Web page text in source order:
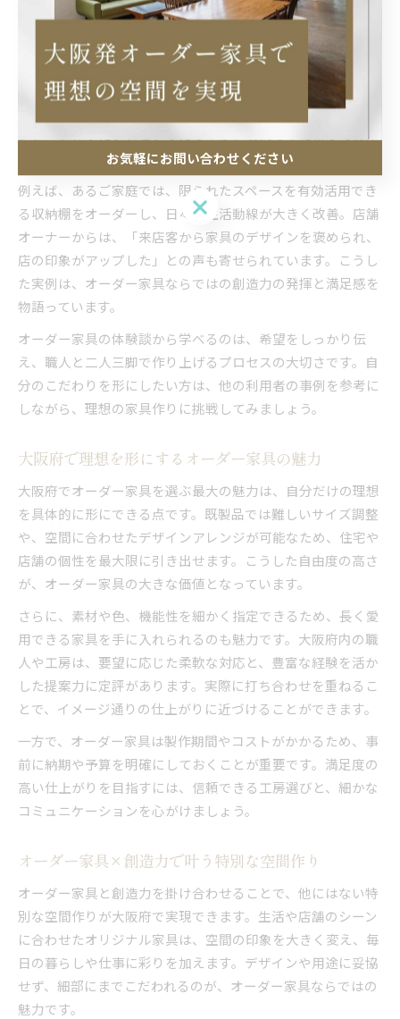
大阪府でオーダー家具を依頼した方々の体験談からは、創造
力が形になる喜びが伝わってきます。「家族の成長に合わせ
て収納を増やしたい」「店舗の雰囲気に合う唯一無二のカウ
的な家具として実現した例が多く見受けられます。
例えば、あるご家庭では、限られたスペースを有効活用でき
る収納棚をオーダーし、日々の生活動線が大きく改善。店舗
オーナーからは、「来店客から家具のデザインを褒められ、
店の印象がアップした」との声も寄せられています。こうし
た実例は、オーダー家具ならではの創造力の発揮と満足感を
物語っています。
オーダー家具の体験談から学べるのは、希望をしっかり伝
え、職人と二人三脚で作り上げるプロセスの大切さです。自
分のこだわりを形にしたい方は、他の利用者の事例を参考に
しながら、理想の家具作りに挑戦してみましょう。
大阪府で理想を形にするオーダー家具の魅力
大阪府でオーダー家具を選ぶ最大の魅力は、自分だけの理想
を具体的に形にできる点です。既製品では難しいサイズ調整
や、空間に合わせたデザインアレンジが可能なため、住宅や
店舗の個性を最大限に引き出せます。こうした自由度の高さ
が、オーダー家具の大きな価値となっています。
さらに、素材や色、機能性を細かく指定できるため、長く愛
用できる家具を手に入れられるのも魅力です。大阪府内の職
人や工房は、要望に応じた柔軟な対応と、豊富な経験を活か
した提案力に定評があります。実際に打ち合わせを重ねるこ
とで、イメージ通りの仕上がりに近づけることができます。
一方で、オーダー家具は製作期間やコストがかかるため、事
前に納期や予算を明確にしておくことが重要です。満足度の
高い仕上がりを目指すには、信頼できる工房選びと、細かな
コミュニケーションを心がけましょう。
オーダー家具×創造力で叶う特別な空間作り
オーダー家具と創造力を掛け合わせることで、他にはない特
別な空間作りが大阪府で実現できます。生活や店舗のシーン
に合わせたオリジナル家具は、空間の印象を大きく変え、毎
日の暮らしや仕事に彩りを加えます。デザインや用途に妥協
せず、細部にまでこだわれるのが、オーダー家具ならではの
魅力です。
お気軽にお問い合わせください
お気軽にお問い合わせください